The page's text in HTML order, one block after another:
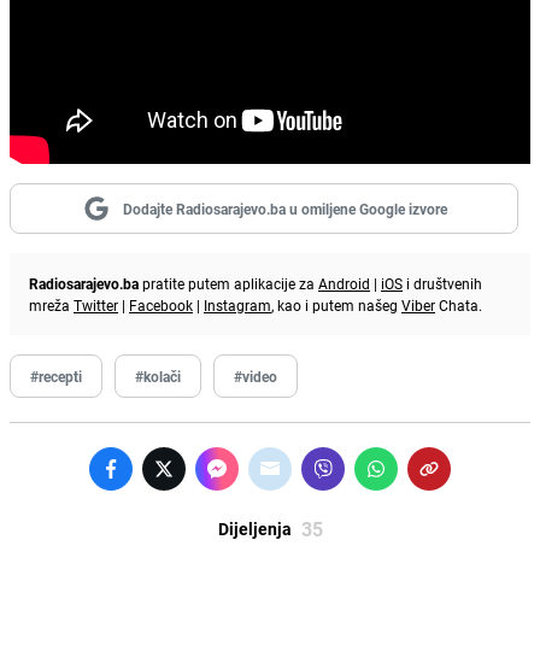
Dodajte Radiosarajevo.ba u omiljene Google izvore
Radiosarajevo.bapratite putem aplikacije za Android | iOS i društvenih
mreža Twitter | Facebook | Instagram, kao i putem našeg ViberChata.
#recepti #kolači #video
Dijeljenja 35